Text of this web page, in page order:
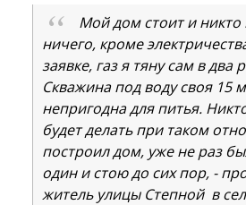
Мой дом стоит и никто
ничего, кроме
заявке, газ я тяну сам в два
Скважина под воду своя 15
непригодна для питья.
будет делать при таком
построил дом, уже не раз
один и стою до сих пор, -
житель улицы Степной в